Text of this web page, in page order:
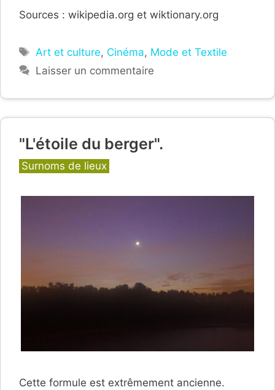
Sources : wikipedia.org et wiktionary.org
Étiquettes
Art et culture, Cinéma, Mode et Textile
Laisser un commentaire
"L'étoile du berger".
Catégories
Surnoms de lieux
Cette formule est extrêmement ancienne.